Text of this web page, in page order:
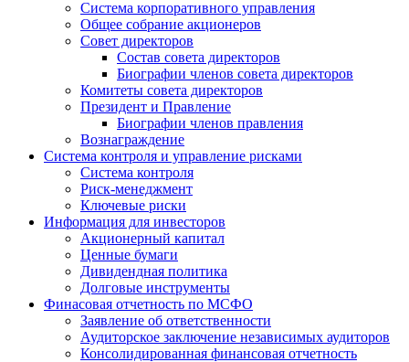
Система корпоративного управления
Общее собрание акционеров
Совет директоров
Состав совета директоров
Биографии членов совета директоров
Комитеты совета директоров
Президент и Правление
Биографии членов правления
Вознаграждение
Система контроля и управление рисками
Система контроля
Риск-менеджмент
Ключевые риски
Информация для инвесторов
Акционерный капитал
Ценные бумаги
Дивидендная политика
Долговые инструменты
Финасовая отчетность по МСФО
Заявление об ответственности
Аудиторское заключение независимых аудиторов
Консолидированная финансовая отчетность